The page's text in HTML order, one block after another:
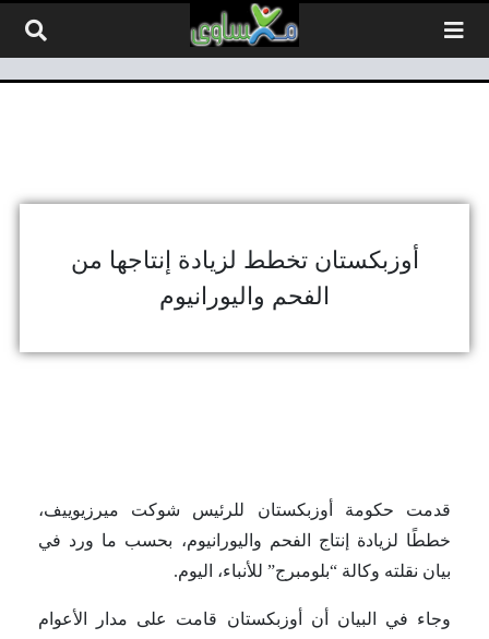
أوزبكستان تخطط لزيادة إنتاجها من
الفحم واليورانيوم
قدمت حكومة أوزبكستان للرئيس شوكت ميرزيوييف،
خططًا لزيادة إنتاج الفحم واليورانيوم، بحسب ما ورد في
بيان نقلته وكالة “بلومبرج” للأنباء، اليوم.
وجاء في البيان أن أوزبكستان قامت على مدار الأعوام